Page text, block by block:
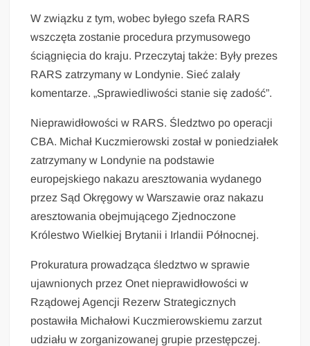
W związku z tym, wobec byłego szefa RARS
wszczęta zostanie procedura przymusowego
ściągnięcia do kraju. Przeczytaj także: Były prezes
RARS zatrzymany w Londynie. Sieć zalały
komentarze. „Sprawiedliwości stanie się zadość”.
Nieprawidłowości w RARS. Śledztwo po operacji
CBA. Michał Kuczmierowski został w poniedziałek
zatrzymany w Londynie na podstawie
europejskiego nakazu aresztowania wydanego
przez Sąd Okręgowy w Warszawie oraz nakazu
aresztowania obejmującego Zjednoczone
Królestwo Wielkiej Brytanii i Irlandii Północnej.
Prokuratura prowadząca śledztwo w sprawie
ujawnionych przez Onet nieprawidłowości w
Rządowej Agencji Rezerw Strategicznych
postawiła Michałowi Kuczmierowskiemu zarzut
udziału w zorganizowanej grupie przestępczej.